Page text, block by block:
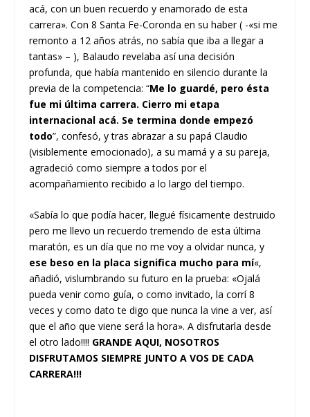
acá, con un buen recuerdo y enamorado de esta
carrera». Con 8 Santa Fe-Coronda en su haber ( -«si me
remonto a 12 años atrás, no sabía que iba a llegar a
tantas» – ), Balaudo revelaba así una decisión
profunda, que había mantenido en silencio durante la
previa de la competencia: “Me lo guardé, pero ésta
fue mi última carrera. Cierro mi etapa
internacional acá. Se termina donde empezó
todo”, confesó, y tras abrazar a su papá Claudio
(visiblemente emocionado), a su mamá y a su pareja,
agradeció como siempre a todos por el
acompañamiento recibido a lo largo del tiempo.
«Sabía lo que podía hacer, llegué físicamente destruido
pero me llevo un recuerdo tremendo de esta última
maratón, es un día que no me voy a olvidar nunca, y
ese beso en la placa significa mucho para mí«,
añadió, vislumbrando su futuro en la prueba: «Ojalá
pueda venir como guía, o como invitado, la corrí 8
veces y como dato te digo que nunca la vine a ver, así
que el año que viene será la hora». A disfrutarla desde
el otro lado!!!! GRANDE AQUI, NOSOTROS
DISFRUTAMOS SIEMPRE JUNTO A VOS DE CADA
CARRERA!!!